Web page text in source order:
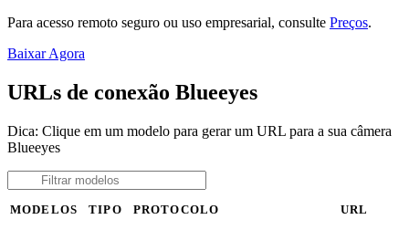
Para acesso remoto seguro ou uso empresarial, consulte Preços.
Baixar Agora
URLs de conexão Blueeyes
Dica: Clique em um modelo para gerar um URL para a sua câmera
Blueeyes
MODELOS TIPO PROTOCOLO URL